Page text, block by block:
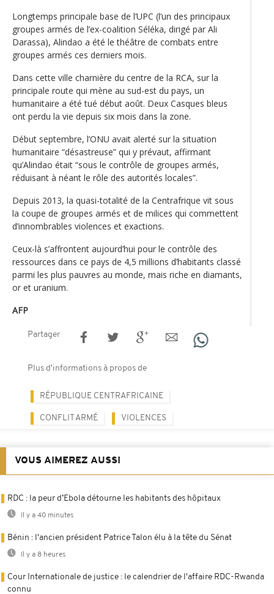
Longtemps principale base de l’UPC (l’un des principaux
groupes armés de l’ex-coalition Séléka, dirigé par Ali
Darassa), Alindao a été le théâtre de combats entre
groupes armés ces derniers mois.
Dans cette ville charnière du centre de la RCA, sur la
principale route qui mène au sud-est du pays, un
humanitaire a été tué début août. Deux Casques bleus
ont perdu la vie depuis six mois dans la zone.
Début septembre, l’ONU avait alerté sur la situation
humanitaire “désastreuse” qui y prévaut, affirmant
qu’Alindao était “sous le contrôle de groupes armés,
réduisant à néant le rôle des autorités locales”.
Depuis 2013, la quasi-totalité de la Centrafrique vit sous
la coupe de groupes armés et de milices qui commettent
d’innombrables violences et exactions.
Ceux-là s’affrontent aujourd’hui pour le contrôle des
ressources dans ce pays de 4,5 millions d’habitants classé
parmi les plus pauvres au monde, mais riche en diamants,
or et uranium.
AFP
Partager
Plus d'informations à propos de
RÉPUBLIQUE CENTRAFRICAINE
CONFLIT ARMÉ VIOLENCES
VOUS AIMEREZ AUSSI
RDC : la peur d’Ebola détourne les habitants des hôpitaux
Il y a 40 minutes
Bénin : l'ancien président Patrice Talon élu à la tête du Sénat
Il y a 8 heures
Cour Internationale de justice : le calendrier de l'affaire RDC-Rwanda
connu